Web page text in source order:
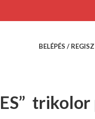
BELÉPÉS /
trikolor